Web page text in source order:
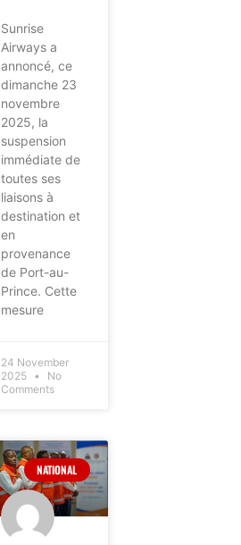
Sunrise
Airways a
annoncé, ce
dimanche 23
novembre
2025, la
suspension
immédiate de
toutes ses
liaisons à
destination et
en
provenance
de Port-au-
Prince. Cette
mesure
24 November
2025
No
Comments
NATIONAL